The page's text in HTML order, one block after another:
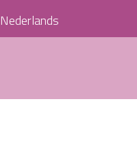
Nederlands